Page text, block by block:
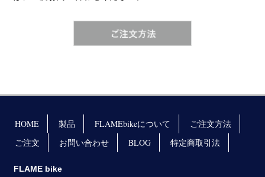
HOME 製品 FLAMEbikeについて
ご注文方法
ご注文
お問い合わせ BLOG 特定商取引法
FLAME bike